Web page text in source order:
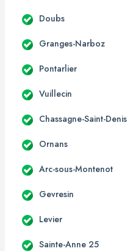
Doubs
Granges-Narboz
Pontarlier
Vuillecin
Chassagne-Saint-Denis
Ornans
Arc-sous-Montenot
Gevresin
Levier
Sainte-Anne 25